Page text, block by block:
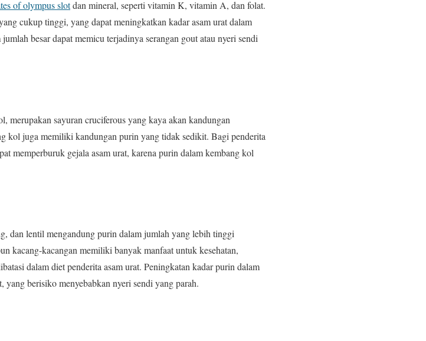
of olympus slotdan mineral, seperti vitamin K, vitamin A, dan folat.
cukup tinggi, yang dapat meningkatkan kadar asam urat dalam
besar dapat memicu terjadinya serangan gout atau nyeri sendi
merupakan sayuran cruciferous yang kaya akan kandungan
kol juga memiliki kandungan purin yang tidak sedikit. Bagi penderita
memperburuk gejala asam urat, karena purin dalam kembang kol
dan lentil mengandung purin dalam jumlah yang lebih tinggi
kacang-kacangan memiliki banyak manfaat untuk kesehatan,
dalam diet penderita asam urat. Peningkatan kadar purin dalam
yang berisiko menyebabkan nyeri sendi yang parah.